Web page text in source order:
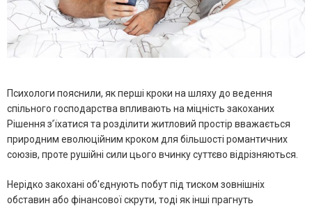
Психологи пояснили, як перші кроки на шляху до ведення
спільного господарства впливають на міцність закоханих
Рішення з’їхатися та розділити житловий простір вважається
природним еволюційним кроком для більшості романтичних
союзів, проте рушійні сили цього вчинку суттєво відрізняються.
Нерідко закохані об'єднують побут під тиском зовнішніх
обставин або фінансової скрути, тоді як інші прагнуть